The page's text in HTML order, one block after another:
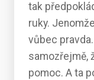
tak
ruky.
vůbec
samozřejmě,
pomoc. A ta